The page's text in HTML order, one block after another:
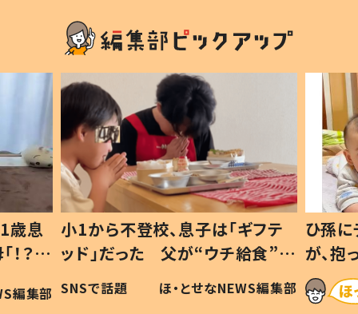
歳息
？」
編集部
小1から不登校、息子は「ギフテ
ッド」だった 父が“ウチ給食”を
作り続ける理由とは #令和の親
#令和の子
SNSで話題 ほ・とせなNEWS編集部
ひ孫
が、
「涙が
い」